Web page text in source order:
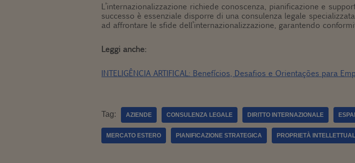
L’internazionalizzazione richiede conoscenza, pianificazione e
successo è essenziale disporre di una consulenza legale
ad affrontare le sfide dell’internazionalizzazione, garantendo
Leggi anche:
INTELIGÊNCIA ARTIFICAL: Benefícios, Desafios e Orientações para
Tag: AZIENDE CONSULENZA LEGALE DIRITTO INTERNAZIONALE
MERCATO ESTERO PIANIFICAZIONE STRATEGICA PROPRIETÀ